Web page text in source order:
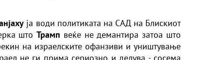
ја води политиката на САД на Блискиот
штоТрамп веќе не демантира затоа што
на израелските офанзиви и уништување
не ги прима сериозно и делува - сосема